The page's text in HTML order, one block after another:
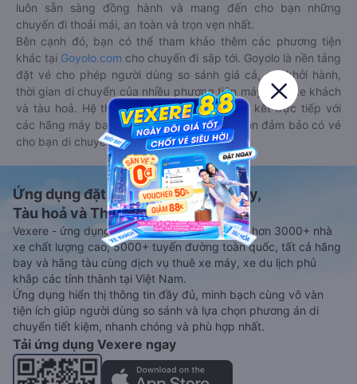
luôn sẵn sàng đồng hành và mang đến cho bạn những
chuyến đi thoải mái, an toàn và trọn vẹn nhất.
Bên cạnh đó, bạn có thể tham khảo thêm các phương tiện
khác tại Goyolo.com cho chuyến đi sắp tới. Goyolo là nền tảng
đặt vé cho phép người dùng so sánh giá cả, giờ khởi hành,
thời gian di chuyển của nhiều phương tiện máy bay, xe khách
và tàu hoả. Hệ thống của Goyolo được liên kết trực tiếp với
các hãng máy bay, xe khách và tàu hoả, luôn đảm bảo có vé
cho bạn di chuyển.
Ứng dụng đặt vé Xe khách, Máy bay,
Tàu hoả và Thuê xe
Vexere - ứng dụng đặt vé đa phương tiện với hơn 3000+ nhà
xe chất lượng cao, 5000+ tuyến đường toàn quốc, tất cả hãng
bay và hãng tàu cùng dịch vụ thuê xe máy, xe du lịch phủ
khắp các tỉnh thành tại Việt Nam.
Ứng dụng hiển thị thông tin đầy đủ, minh bạch cùng vô vàn
tiện ích giúp người dùng so sánh và lựa chọn phương án di
chuyển tiết kiệm, nhanh chóng và phù hợp nhất.
Tải ứng dụng Vexere ngay